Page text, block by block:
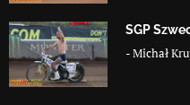
SGP
-Michał